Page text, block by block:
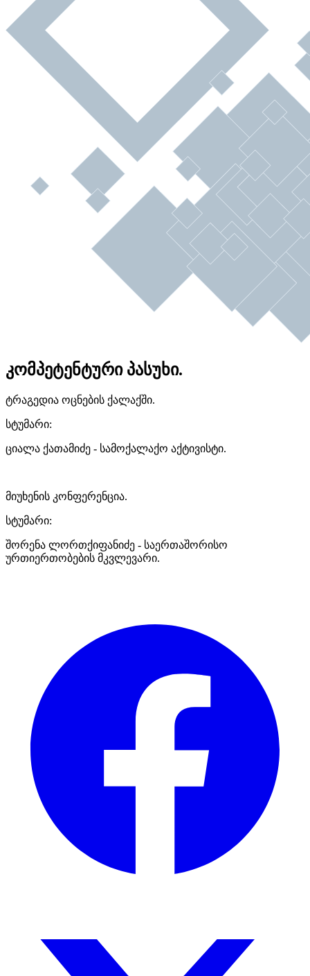
კომპეტენტური პასუხი.
ტრაგედია ოცნების ქალაქში.
სტუმარი:
ციალა ქათამიძე - სამოქალაქო აქტივისტი.
მიუხენის კონფერენცია.
სტუმარი:
შორენა ლორთქიფანიძე - საერთაშორისო
ურთიერთობების მკვლევარი.